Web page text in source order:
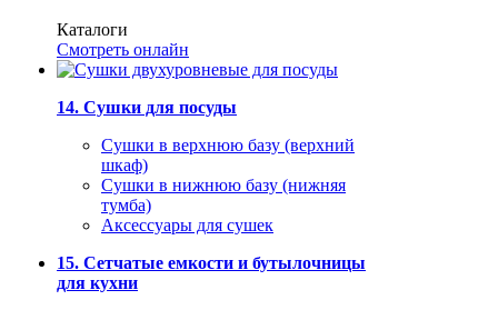
Каталоги
Смотреть онлайн
14. Сушки для посуды
Сушки в верхнюю базу (верхний
шкаф)
Сушки в нижнюю базу (нижняя
тумба)
Аксессуары для сушек
15. Сетчатые емкости и бутылочницы
для кухни